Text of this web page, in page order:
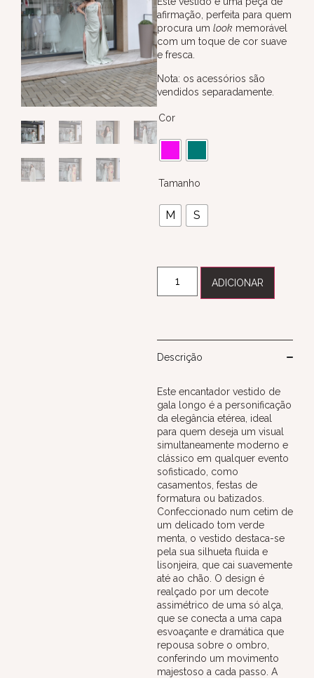
afirmação, perfeita para quem
procura um look memorável
com um toque de cor suave
e fresca.
Nota: os acessórios são
vendidos separadamente.
Cor
Tamanho
M S
ADICIONAR
Descrição
Este encantador vestido de
gala longo é a personificação
da elegância etérea, ideal
para quem deseja um visual
simultaneamente moderno e
clássico em qualquer evento
sofisticado, como
casamentos, festas de
formatura ou batizados.
Confeccionado num cetim de
um delicado tom verde
menta, o vestido destaca-se
pela sua silhueta fluida e
lisonjeira, que cai suavemente
até ao chão. O design é
realçado por um decote
assimétrico de uma só alça,
que se conecta a uma capa
esvoaçante e dramática que
repousa sobre o ombro,
conferindo um movimento
majestoso a cada passo. A